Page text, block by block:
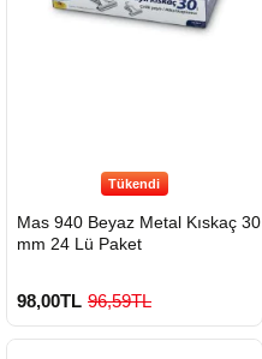
Tükendi
Mas 940 Beyaz Metal Kıskaç 30
mm 24 Lü Paket
98,00TL 96,59TL